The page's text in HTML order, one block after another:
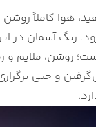
هوا کاملاً روشن
رنگ آسمان در
روشن، ملایم و
و حتی